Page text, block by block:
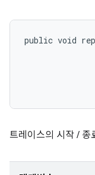
public void
트레이스의 시작 / 종